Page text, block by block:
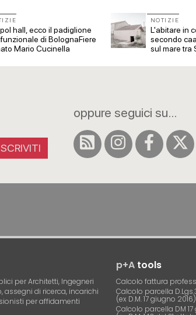
hall, ecco il padiglione
di BolognaFiere
Mario Cucinella
NOTIZIE
L'abitare in
secondo
sul mare tra
oppure seguici su...
per Architetti, Ingegneri
assegni di ricerca, incarichi
per affidamenti
p+A tools
Calcolo fattura
Calcolo parcella
(ex D.M. 17 giugno 2016)
Calcolo parcella DM